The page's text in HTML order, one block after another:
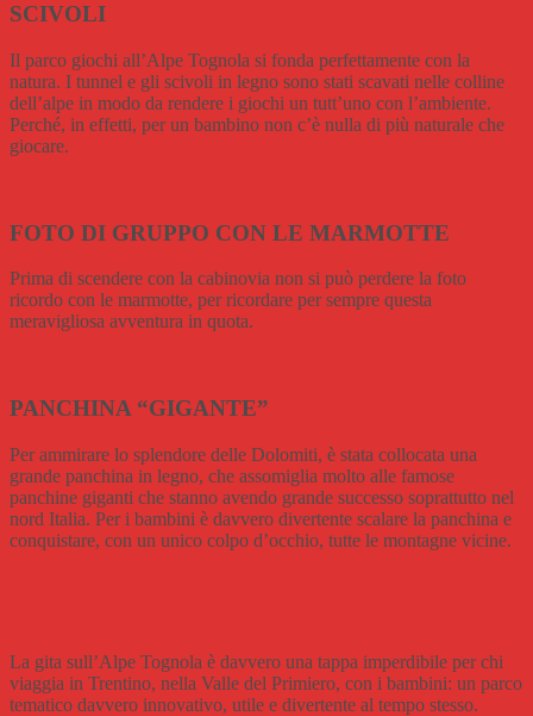
SCIVOLI
Il parco giochi all’Alpe Tognola si fonda perfettamente con la
natura. I tunnel e gli scivoli in legno sono stati scavati nelle colline
dell’alpe in modo da rendere i giochi un tutt’uno con l’ambiente.
Perché, in effetti, per un bambino non c’è nulla di più naturale che
giocare.
FOTO DI GRUPPO CON LE MARMOTTE
Prima di scendere con la cabinovia non si può perdere la foto
ricordo con le marmotte, per ricordare per sempre questa
meravigliosa avventura in quota.
PANCHINA “GIGANTE”
Per ammirare lo splendore delle Dolomiti, è stata collocata una
grande panchina in legno, che assomiglia molto alle famose
panchine giganti che stanno avendo grande successo soprattutto nel
nord Italia. Per i bambini è davvero divertente scalare la panchina e
conquistare, con un unico colpo d’occhio, tutte le montagne vicine.
La gita sull’Alpe Tognola è davvero una tappa imperdibile per chi
viaggia in Trentino, nella Valle del Primiero, con i bambini: un parco
tematico davvero innovativo, utile e divertente al tempo stesso.